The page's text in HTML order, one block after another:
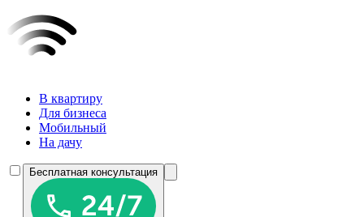
В квартиру
Для бизнеса
Мобильный
На дачу
Бесплатная консультация